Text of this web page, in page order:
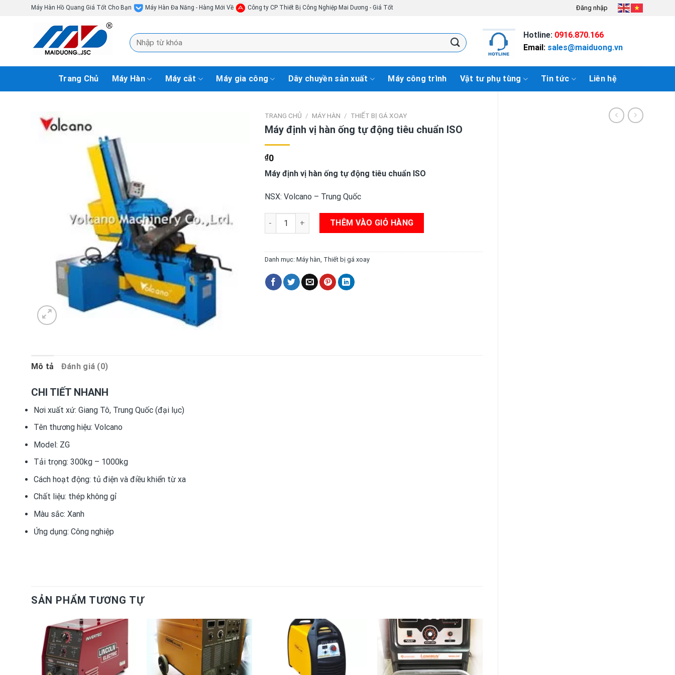
Máy Hàn Hồ Quang Giá Tốt Cho Bạn Máy Hàn Đa Năng - Hàng Mới Về Công ty CP Thiết Bị Công Nghiệp Mai Dương - Giá Tốt Đăng nhập
Tìm
kiếm:
Hotline: 0916.870.166
Email: sales@maiduong.vn
Trang Chủ Máy Hàn Máy cắt Máy gia công Dây chuyền sản xuất Máy công trình Vật tư phụ tùng Tin tức Liên hệ
TRANG CHỦ / MÁY HÀN / THIẾT BỊ GÁ XOAY
Máy định vị hàn ống tự động tiêu chuẩn ISO
₫0
Máy định vị hàn ống tự động tiêu chuẩn ISO
NSX: Volcano – Trung Quốc
Máy định vị hàn ống tự động tiêu chuẩn ISO số lượng
THÊM VÀO GIỎ HÀNG
Danh mục: Máy hàn, Thiết bị gá xoay
Mô tả Đánh giá (0)
CHI TIẾT NHANH
Nơi xuất xứ: Giang Tô, Trung Quốc (đại lục)
Tên thương hiệu: Volcano
Model: ZG
Tải trọng: 300kg – 1000kg
Cách hoạt động: tủ điện và điều khiển từ xa
Chất liệu: thép không gỉ
Màu sắc: Xanh
Ứng dụng: Công nghiệp
SẢN PHẨM TƯƠNG TỰ